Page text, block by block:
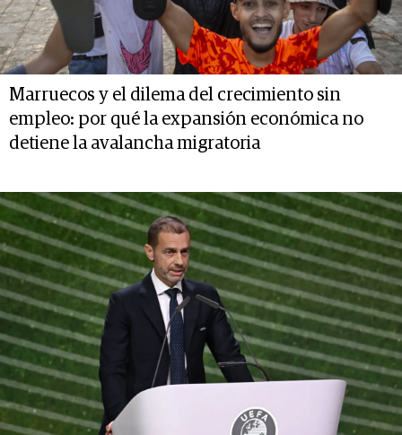
Marruecos y el dilema del crecimiento sin
empleo: por qué la expansión económica no
detiene la avalancha migratoria